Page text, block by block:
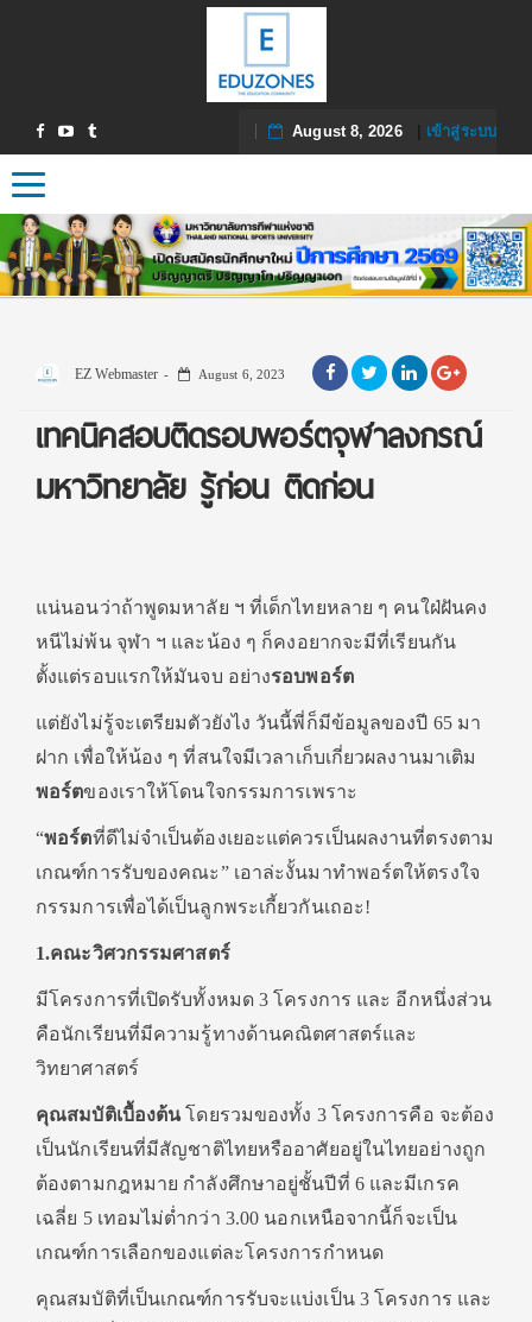
August 8, 2026| เข้าสู่ระบบ
Toggle navigation
EZ Webmaster August 6, 2023
เทคนิคสอบติดรอบพอร์ตจุฬาลงกรณ์
มหาวิทยาลัย รู้ก่อน ติดก่อน
แน่นอนว่าถ้าพูดมหาลัย ฯ ที่เด็กไทยหลาย ๆ คนใฝ่ฝันคง
หนีไม่พ้น จุฬา ฯ และน้อง ๆ ก็คงอยากจะมีที่เรียนกัน
ตั้งแต่รอบแรกให้มันจบ อย่างรอบพอร์ต
แต่ยังไม่รู้จะเตรียมตัวยังไง วันนี้พี่ก็มีข้อมูลของปี 65 มา
ฝาก เพื่อให้น้อง ๆ ที่สนใจมีเวลาเก็บเกี่ยวผลงานมาเติม
พอร์ตของเราให้โดนใจกรรมการเพราะ
“พอร์ตที่ดีไม่จำเป็นต้องเยอะแต่ควรเป็นผลงานที่ตรงตาม
เกณฑ์การรับของคณะ” เอาล่ะงั้นมาทำพอร์ตให้ตรงใจ
กรรมการเพื่อได้เป็นลูกพระเกี้ยวกันเถอะ!
1.คณะวิศวกรรมศาสตร์
มีโครงการที่เปิดรับทั้งหมด 3 โครงการ และ อีกหนึ่งส่วน
คือนักเรียนที่มีความรู้ทางด้านคณิตศาสตร์และ
วิทยาศาสตร์
คุณสมบัติเบื้องต้นโดยรวมของทั้ง 3 โครงการคือ จะต้อง
เป็นนักเรียนที่มีสัญชาติไทยหรืออาศัยอยู่ในไทยอย่างถูก
ต้องตามกฎหมาย กำลังศึกษาอยู่ชั้นปีที่ 6 และมีเกรค
เฉลี่ย 5 เทอมไม่ต่ำกว่า 3.00 นอกเหนือจากนี้ก็จะเป็น
เกณฑ์การเลือกของแต่ละโครงการกำหนด
คุณสมบัติที่เป็นเกณฑ์การรับจะแบ่งเป็น 3 โครงการ และ